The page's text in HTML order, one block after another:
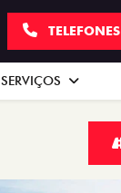
TELEFONES
SERVIÇOS